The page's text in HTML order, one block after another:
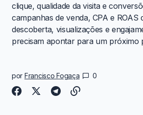
clique, qualidade da visita e
campanhas de venda, CPA e ROAS
descoberta, visualizações e
precisam apontar para um próximo
por Francisco Fogaça 0